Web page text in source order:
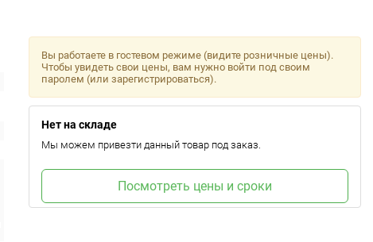
Вы работаете в гостевом режиме (видите розничные цены).
Чтобы увидеть свои цены, вам нужно войти под своим
паролем (или зарегистрироваться).
Нет на складе
Мы можем привезти данный товар под заказ.
Посмотреть цены и сроки